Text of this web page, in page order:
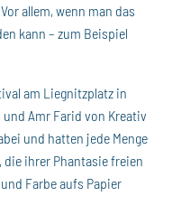
allem, wenn man das
kann – zum Beispiel
am Liegnitzplatz in
und Amr Farid von Kreativ
und hatten jede Menge
die ihrer Phantasie freien
Farbe aufs Papier